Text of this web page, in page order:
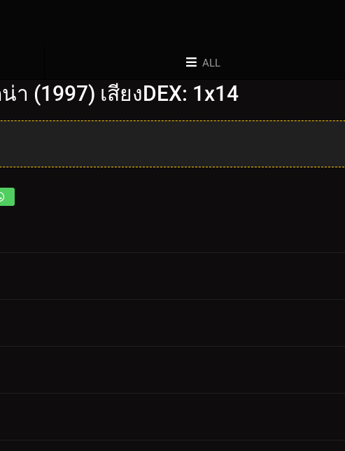
ALL
(1997) เสียงDEX: 1x14